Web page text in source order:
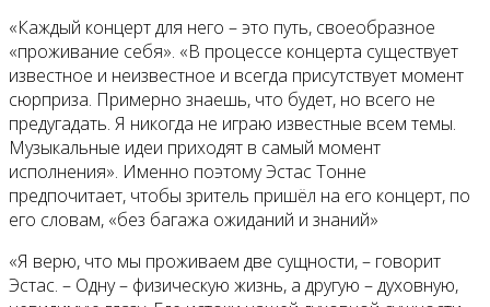
«Каждый концерт для него – это путь, своеобразное
«проживание себя». «В процессе концерта существует
известное и неизвестное и всегда присутствует момент
сюрприза. Примерно знаешь, что будет, но всего не
предугадать. Я никогда не играю известные всем темы.
Музыкальные идеи приходят в самый момент
исполнения». Именно поэтому Эстас Тонне
предпочитает, чтобы зритель пришёл на его концерт, по
его словам, «без багажа ожиданий и знаний»
«Я верю, что мы проживаем две сущности, – говорит
Эстас. – Одну – физическую жизнь, а другую – духовную,